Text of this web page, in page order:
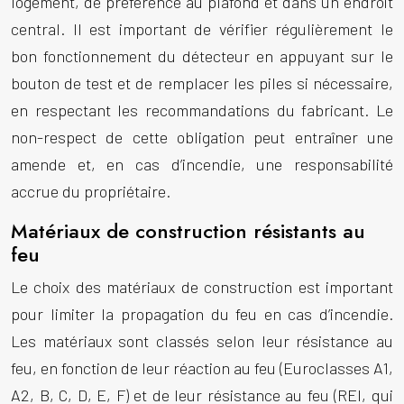
central. Il est important de vérifier régulièrement le
bon fonctionnement du détecteur en appuyant sur le
bouton de test et de remplacer les piles si nécessaire,
en respectant les recommandations du fabricant. Le
non-respect de cette obligation peut entraîner une
amende et, en cas d’incendie, une responsabilité
accrue du propriétaire.
Matériaux de construction résistants au
feu
Le choix des matériaux de construction est important
pour limiter la propagation du feu en cas d’incendie.
Les matériaux sont classés selon leur résistance au
feu, en fonction de leur réaction au feu (Euroclasses A1,
A2, B, C, D, E, F) et de leur résistance au feu (REI, qui